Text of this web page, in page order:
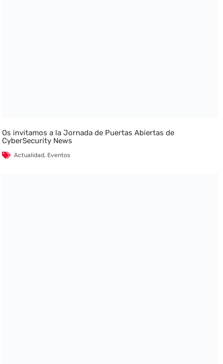
Os invitamos a la Jornada de Puertas Abiertas de
CyberSecurity News
Actualidad, Eventos